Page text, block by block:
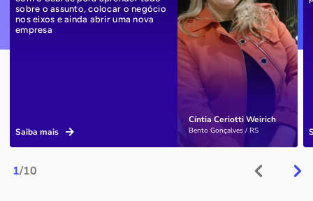
1/10
Cíntia Ceriotti Weirich
Bento Gonçalves / RS
sobre o assunto, colocar o negócio
nos eixos e ainda abrir uma nova
empresa
Saiba mais